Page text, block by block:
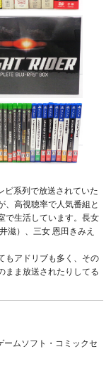
ビ系列で放送されていた
、高視聴率で人気番組と
で生活しています。長女
滋）、三女 恩田きみえ
もアドリブも多く、その
まま放送されたりしてる
ムソフト・コミックセ